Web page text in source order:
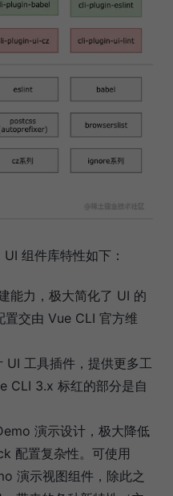
组件库特性如下：
能力，极大简化了 UI 的
交由 Vue CLI 官方维
工具插件，提供更多工
CLI 3.x 标红的部分是自
演示设计，极大降低
配置复杂性。可使用
演示视图组件，除此之